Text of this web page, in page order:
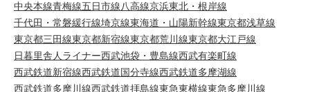
中央本線青梅線五日市線八高線京浜東北・根岸線
千代田・常磐緩行線埼京線東海道・山陽新幹線東京都浅草線
東京都三田線東京都新宿線東京都荒川線東京都大江戸線
日暮里舎人ライナー西武池袋・豊島線西武有楽町線
西武鉄道新宿線西武鉄道国分寺線西武鉄道多摩湖線
西武鉄道多摩川線西武鉄道拝島線東急東横線東急多摩川線